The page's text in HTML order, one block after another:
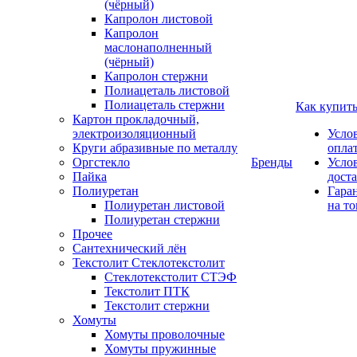
(чёрный)
Капролон листовой
Капролон
маслонаполненный
(чёрный)
Капролон стержни
Полиацеталь листовой
Полиацеталь стержни
Картон прокладочный,
электроизоляционный
Круги абразивные по металлу
Оргстекло
Пайка
Полиуретан
Полиуретан листовой
Полиуретан стержни
Прочее
Сантехнический лён
Текстолит Стеклотекстолит
Стеклотекстолит СТЭФ
Текстолит ПТК
Текстолит стержни
Хомуты
Хомуты проволочные
Хомуты пружинные
Бренды
Как купить
на